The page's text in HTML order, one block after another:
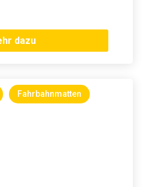
dazu
Fahrbahnmatten